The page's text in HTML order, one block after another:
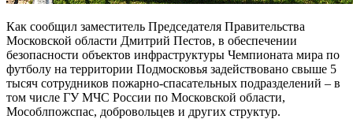
Как сообщил заместитель Председателя Правительства
Московской области Дмитрий Пестов, в обеспечении
безопасности объектов инфраструктуры Чемпионата мира по
футболу на территории Подмосковья задействовано свыше 5
тысяч сотрудников пожарно-спасательных подразделений – в
том числе ГУ МЧС России по Московской области,
Мособлпожспас, добровольцев и других структур.